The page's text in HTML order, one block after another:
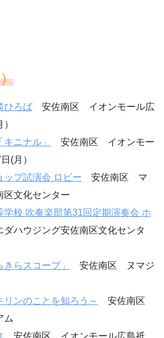
ひろば 安佐南区 イオンモール広
ニナル」
安佐南区 イオンモー
(月）
ップ試演会 ロビー 安佐南区 マ
区文化センター
学校 吹奏楽部第31回定期演奏会 ホ
ハウジング安佐南区文化センタ
らスコープ」
安佐南区 ヌマジ
ンのことを知ろう～
安佐南区
ム
安佐南区 イオンモール広島祇